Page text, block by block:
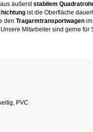
äußerststabilem
ist die Oberfläche
den Tragarmtransportwagen
Unsere Mitarbeiter sind gerne für
PVC